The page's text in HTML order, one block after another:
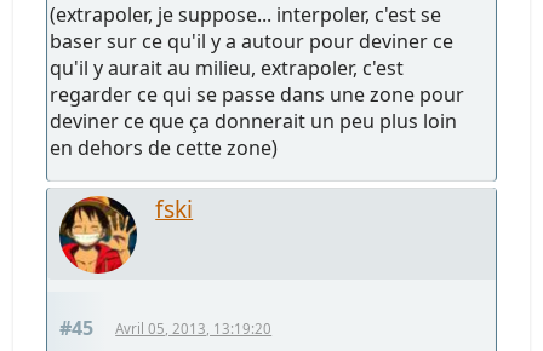
(extrapoler, je suppose... interpoler, c'est se
baser sur ce qu'il y a autour pour deviner ce
qu'il y aurait au milieu, extrapoler, c'est
regarder ce qui se passe dans une zone pour
deviner ce que ça donnerait un peu plus loin
en dehors de cette zone)
fski
#45 Avril 05, 2013, 13:19:20